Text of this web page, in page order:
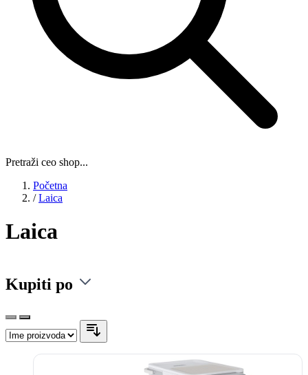
Pretraži ceo shop...
Početna
/ Laica
Laica
Kupiti po